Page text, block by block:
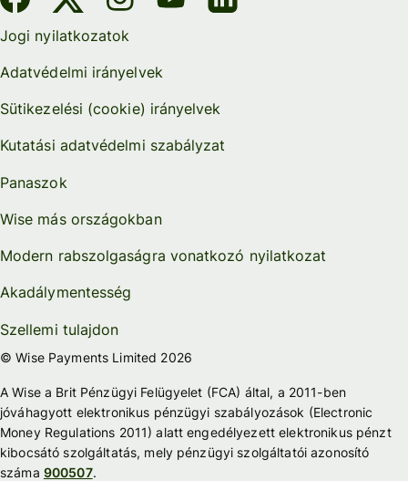
Jogi nyilatkozatok
Adatvédelmi irányelvek
Sütikezelési (cookie) irányelvek
Kutatási adatvédelmi szabályzat
Panaszok
Wise más országokban
Modern rabszolgaságra vonatkozó nyilatkozat
Akadálymentesség
Szellemi tulajdon
© Wise Payments Limited 2026
A Wise a Brit Pénzügyi Felügyelet (FCA) által, a 2011-ben
jóváhagyott elektronikus pénzügyi szabályozások (Electronic
Money Regulations 2011) alatt engedélyezett elektronikus pénzt
kibocsátó szolgáltatás, mely pénzügyi szolgáltatói azonosító
száma 900507.